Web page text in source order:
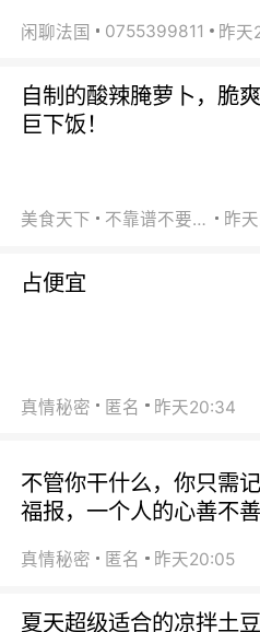
闲聊法国 0755399811 昨天
自制的酸辣腌萝卜，脆
巨下饭！
美食天下 不靠谱不要联系 昨
占便宜
真情秘密 匿名 昨天20:34
不管你干什么，你只需
福报，一个人的心善不
真情秘密 匿名 昨天20:05
夏天超级适合的凉拌土豆